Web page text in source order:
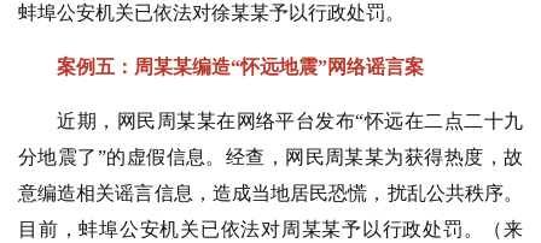
蚌埠公安机关已依法对徐某某予以行政处罚。
案例五：周某某编造“怀远地震”网络谣言案
近期，网民周某某在网络平台发布“怀远在二点二十九
分地震了”的虚假信息。经查，网民周某某为获得热度，故
意编造相关谣言信息，造成当地居民恐慌，扰乱公共秩序。
目前，蚌埠公安机关已依法对周某某予以行政处罚。（来